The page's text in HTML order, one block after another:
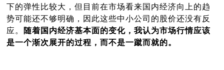
下的弹性比较大，但目前在市场看来国内经济向上的趋
势可能还不够明确，因此这些中小公司的股价还没有反
应。 随着国内经济基本面的变化，我认为市场行情应该
是一个渐次展开的过程，而不是一蹴而就的。